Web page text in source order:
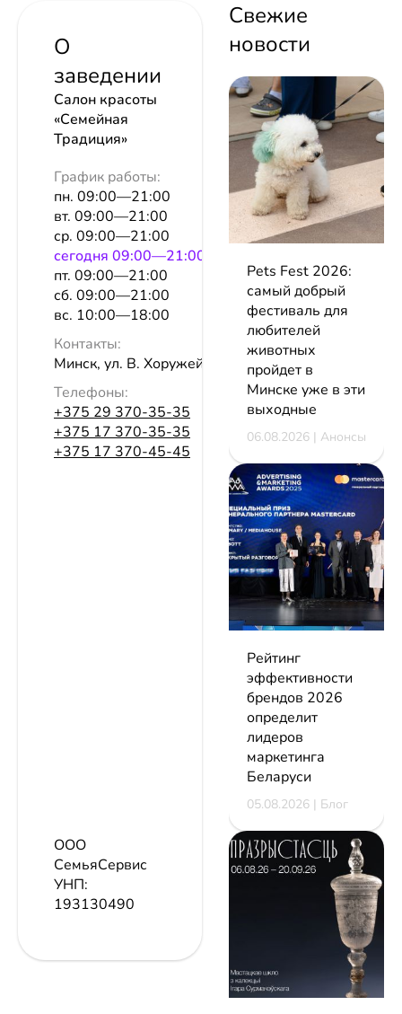
О
заведении
Салон красоты
«Семейная
Традиция»
График работы:
пн. 09:00—21:00
вт. 09:00—21:00
ср. 09:00—21:00
сeгодня 09:00—21:00
пт. 09:00—21:00
сб. 09:00—21:00
вс. 10:00—18:00
Контакты:
Минск, ул. В. Хоружей, 14, пом. 3Н
Телефоны:
+375 29 370-35-35
+375 17 370-35-35
+375 17 370-45-45
ООО
СемьяСервис
УНП:
193130490
Свежие
новости
Pets Fest 2026:
самый добрый
фестиваль для
любителей
животных
пройдет в
Минске уже в эти
выходные
06.08.2026 | Анонсы
Рейтинг
эффективности
брендов 2026
определит
лидеров
маркетинга
Беларуси
05.08.2026 | Блог